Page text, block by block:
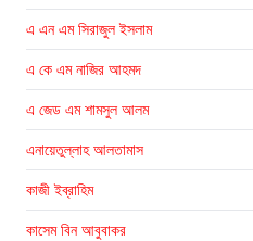
এ এন এম সিরাজুল ইসলাম
এ কে এম নাজির আহমদ
এ জেড এম শামসুল আলম
এনায়েতুল্লাহ আলতামাস
কাজী ইব্রাহিম
কাসেম বিন আবুবাকর